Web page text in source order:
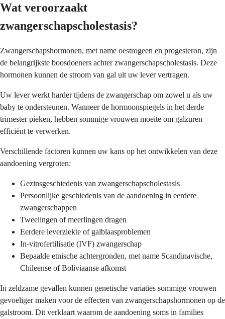
Wat veroorzaakt
zwangerschapscholestasis?
Zwangerschapshormonen, met name oestrogeen en progesteron, zijn
de belangrijkste boosdoeners achter zwangerschapscholestasis. Deze
hormonen kunnen de stroom van gal uit uw lever vertragen.
Uw lever werkt harder tijdens de zwangerschap om zowel u als uw
baby te ondersteunen. Wanneer de hormoonspiegels in het derde
trimester pieken, hebben sommige vrouwen moeite om galzuren
efficiënt te verwerken.
Verschillende factoren kunnen uw kans op het ontwikkelen van deze
aandoening vergroten:
Gezinsgeschiedenis van zwangerschapscholestasis
Persoonlijke geschiedenis van de aandoening in eerdere
zwangerschappen
Tweelingen of meerlingen dragen
Eerdere leverziekte of galblaasproblemen
In-vitrofertilisatie (IVF) zwangerschap
Bepaalde etnische achtergronden, met name Scandinavische,
Chileense of Boliviaanse afkomst
In zeldzame gevallen kunnen genetische variaties sommige vrouwen
gevoeliger maken voor de effecten van zwangerschapshormonen op de
galstroom. Dit verklaart waarom de aandoening soms in families